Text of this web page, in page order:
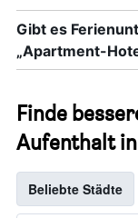
Gibt es
„Apartment-
Finde
Aufenthalt
Beliebte Städte